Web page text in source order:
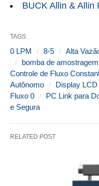
BUCK Allin &
TAGS:
0 LPM 8-5 Alta
bomba de
Controle de Fluxo
Autônomo
Display
Fluxo 0
PC Link para
e Segura
RELATED POST